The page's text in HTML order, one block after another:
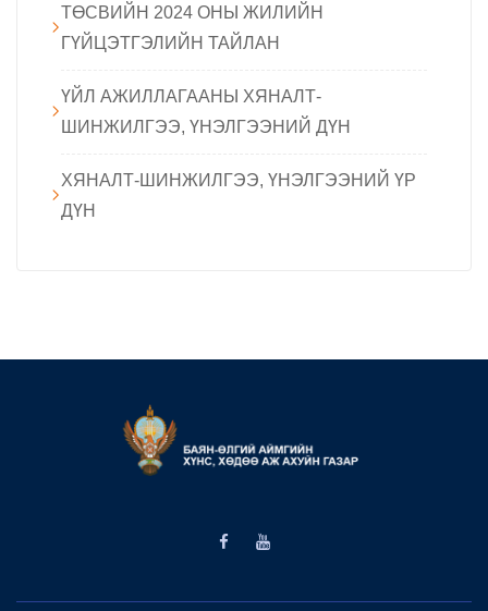
ТӨСВИЙН 2024 ОНЫ ЖИЛИЙН
ГҮЙЦЭТГЭЛИЙН ТАЙЛАН
ҮЙЛ АЖИЛЛАГААНЫ ХЯНАЛТ-
ШИНЖИЛГЭЭ, ҮНЭЛГЭЭНИЙ ДҮН
ХЯНАЛТ-ШИНЖИЛГЭЭ, ҮНЭЛГЭЭНИЙ ҮР
ДҮН